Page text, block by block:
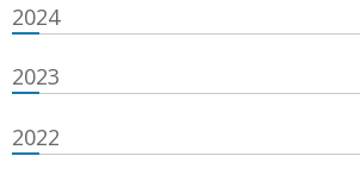
2024
2023
2022